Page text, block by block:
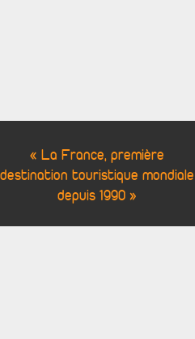
« La France, première
destination touristique mondiale
depuis 1990 »